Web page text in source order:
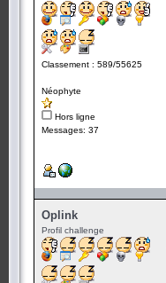
Classement : 589/55625
Néophyte
Hors ligne
Messages: 37
Oplink
Profil challenge